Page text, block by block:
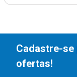
Cadastre-se
ofertas!